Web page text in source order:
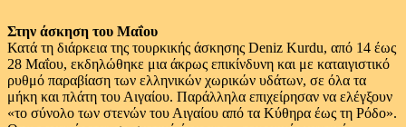
Στην άσκηση του Μαΐου
Κατά τη διάρκεια της τουρκικής άσκησης Deniz Kurdu, από 14 έως
28 Μαΐου, εκδηλώθηκε μια άκρως επικίνδυνη και με καταιγιστικό
ρυθμό παραβίαση των ελληνικών χωρικών υδάτων, σε όλα τα
μήκη και πλάτη του Αιγαίου. Παράλληλα επιχείρησαν να ελέγξουν
«το σύνολο των στενών του Αιγαίου από τα Κύθηρα έως τη Ρόδο».